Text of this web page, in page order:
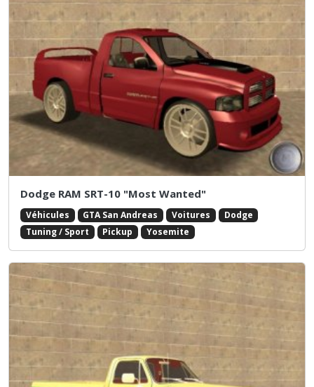
Dodge RAM SRT-10 "Most Wanted"
Véhicules GTA San Andreas Voitures
Dodge
Tuning / Sport
Pickup Yosemite